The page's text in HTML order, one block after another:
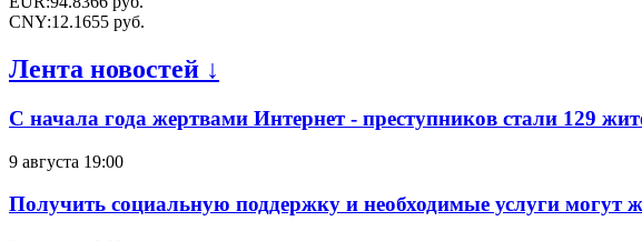
CNY:12.1655 руб.
Лента новостей ↓
С начала года жертвами Интернет - преступников стали 129
9 августа 19:00
Получить социальную поддержку и необходимые услуги